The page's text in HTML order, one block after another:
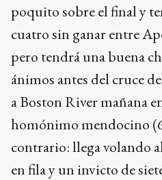
poquito sobre el final y
cuatro sin ganar entre
pero tendrá una buena
ánimos antes del cruce
a Boston River mañana
homónimo mendocino
contrario: llega volando
en fila y un invicto de